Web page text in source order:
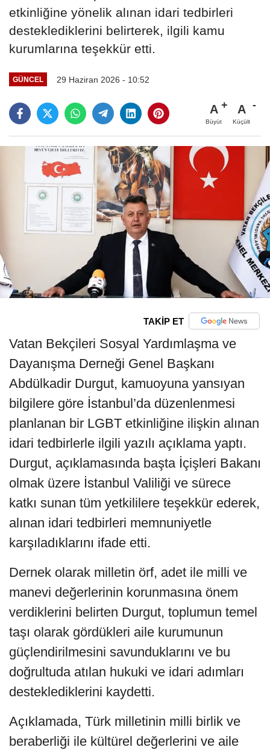
etkinliğine yönelik alınan idari tedbirleri
desteklediklerini belirterek, ilgili kamu
kurumlarına teşekkür etti.
GÜNCEL 29 Haziran 2026 - 10:52
A
Büyüt
A
Küçült
TAKİP ET
Vatan Bekçileri Sosyal Yardımlaşma ve
Dayanışma Derneği Genel Başkanı
Abdülkadir Durgut, kamuoyuna yansıyan
bilgilere göre İstanbul’da düzenlenmesi
planlanan bir LGBT etkinliğine ilişkin alınan
idari tedbirlerle ilgili yazılı açıklama yaptı.
Durgut, açıklamasında başta İçişleri Bakanı
olmak üzere İstanbul Valiliği ve sürece
katkı sunan tüm yetkililere teşekkür ederek,
alınan idari tedbirleri memnuniyetle
karşıladıklarını ifade etti.
Dernek olarak milletin örf, adet ile milli ve
manevi değerlerinin korunmasına önem
verdiklerini belirten Durgut, toplumun temel
taşı olarak gördükleri aile kurumunun
güçlendirilmesini savunduklarını ve bu
doğrultuda atılan hukuki ve idari adımları
desteklediklerini kaydetti.
Açıklamada, Türk milletinin milli birlik ve
beraberliği ile kültürel değerlerini ve aile